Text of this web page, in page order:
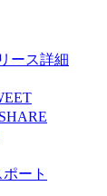
ース詳細
SHARE